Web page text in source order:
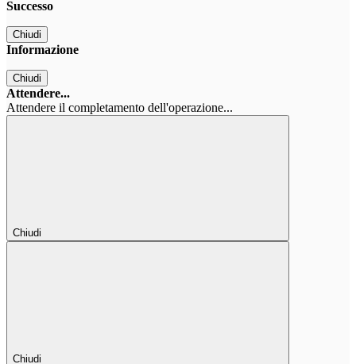
Successo
Chiudi
Informazione
Chiudi
Attendere...
Attendere il completamento dell'operazione...
Chiudi
Chiudi